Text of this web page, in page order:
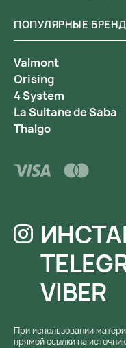
ПОПУЛЯРНЫЕ
Valmont
Orising
4 System
La Sultane de Saba
Thalgo
VIBER
При использовании
прямой ссылки на